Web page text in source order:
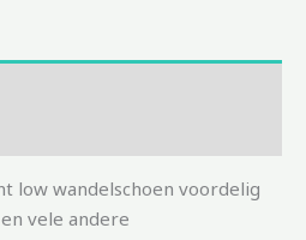
low wandelschoen voordelig
vele andere